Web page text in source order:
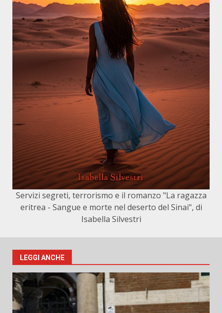
Servizi segreti, terrorismo e il romanzo "La ragazza
eritrea - Sangue e morte nel deserto del Sinai", di
Isabella Silvestri
LEGGI ANCHE